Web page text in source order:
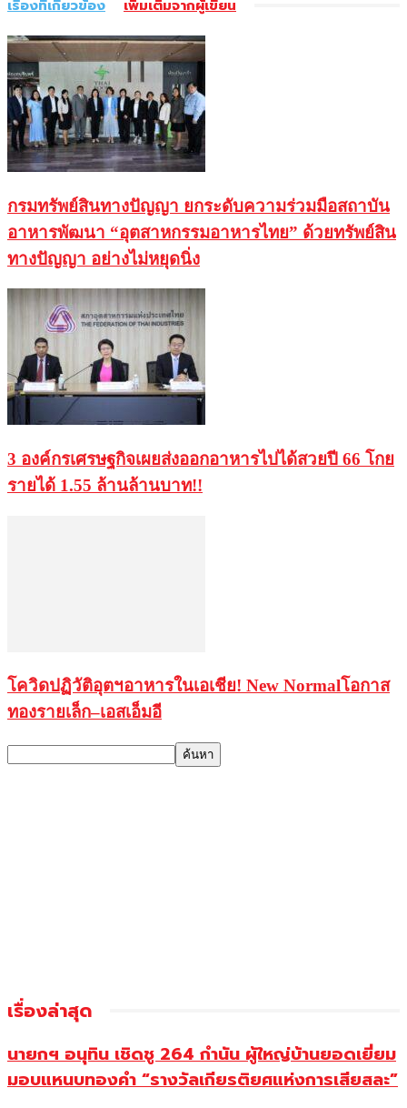
เรื่องที่เกี่ยวข้อง เพิ่มเติมจากผู้เขียน
กรมทรัพย์สินทางปัญญา ยกระดับความร่วมมือสถาบัน
อาหารพัฒนา “อุตสาหกรรมอาหารไทย” ด้วยทรัพย์สิน
ทางปัญญา อย่างไม่หยุดนิ่ง
3 องค์กรเศรษฐกิจเผยส่งออกอาหารไปได้สวยปี 66 โกย
รายได้ 1.55 ล้านล้านบาท!!
โควิดปฏิวัติอุตฯอาหารในเอเชีย! New Normalโอกาส
ทองรายเล็ก–เอสเอ็มอี
เรื่องล่าสุด
นายกฯ อนุทิน เชิดชู 264 กำนัน ผู้ใหญ่บ้านยอดเยี่ยม
มอบแหนบทองคำ “รางวัลเกียรติยศแห่งการเสียสละ”